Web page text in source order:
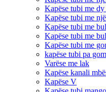
Kapëse tubi me
Kapëse tubi me
Kapëse tubi me
Kapëse tubi me
Kapëse tubi me
kapëse tubi pa
Varëse me lak
Kapëse kanali
Kapëse V